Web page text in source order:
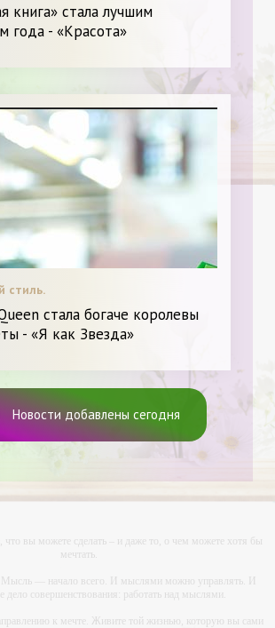
книга» стала лучшим
года - «Красота»
стиль.
стала богаче королевы
- «Я как Звезда»
Новости добавлены сегодня
что вы можете сделать – и даже то, о чем можете хотя бы
мечтать.
— начало всего. И мыслями можно управлять. И
дело совершенствования: работать над мыслями.
к мечте. Живите той жизнью, которую вы сами